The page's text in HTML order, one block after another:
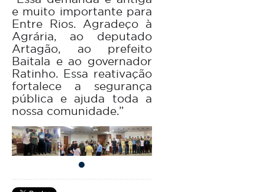
e muito importante para
Entre Rios. Agradeço à
Agrária, ao deputado
Artagão, ao prefeito
Baitala e ao governador
Ratinho. Essa reativação
fortalece a segurança
pública e ajuda toda a
nossa comunidade.”